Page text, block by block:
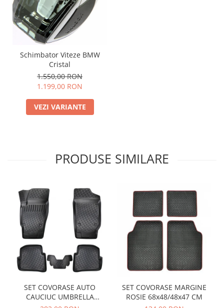
Schimbator Viteze BMW
Cristal
1.550,00 RON
1.199,00 RON
VEZI VARIANTE
PRODUSE SIMILARE
SET COVORASE AUTO
CAUCIUC UMBRELLA
SET COVORASE MARGINE
ROSIE 68x48/48x47 CM